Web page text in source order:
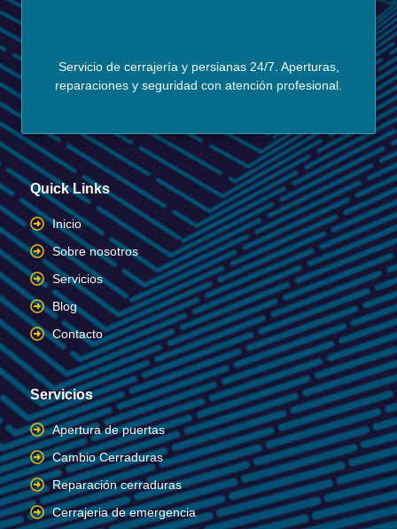
Servicio de cerrajería y persianas 24/7. Aperturas,
reparaciones y seguridad con atención profesional.
Quick Links
Inicio
Sobre nosotros
Servicios
Blog
Contacto
Servicios
Apertura de puertas
Cambio Cerraduras
Reparación cerraduras
Cerrajeria de emergencia